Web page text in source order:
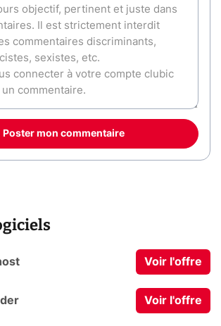
Poster mon commentaire
Voir l'offre
Voir l'offre